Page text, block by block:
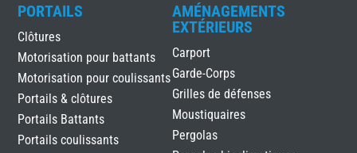
PORTAILS
Clôtures
Motorisation pour battants
Motorisation pour coulissants
Portails & clôtures
Portails Battants
Portails coulissants
AMÉNAGEMENTS
EXTÉRIEURS
Carport
Garde-Corps
Grilles de défenses
Moustiquaires
Pergolas